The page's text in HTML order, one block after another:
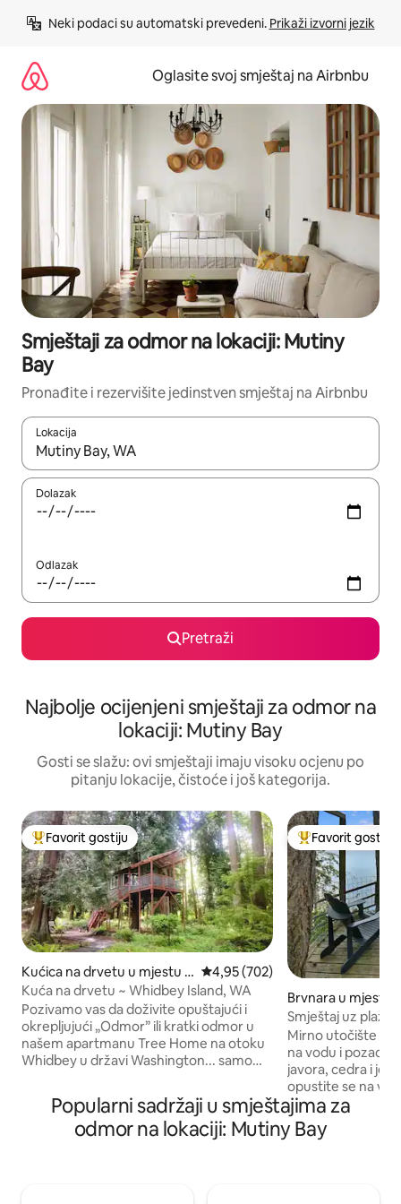
Neki podaci su automatski prevedeni. Prikaži izvorni jezik
Oglasite svoj smještaj na Airbnbu
Smještaji za odmor na lokaciji: Mutiny
Bay
Pronađite i rezervišite jedinstven smještaj na Airbnbu
Lokacija
Kad rezultati budu dostupni, krećite se gore i dolje pomoću
Dolazak
Odlazak
Pretraži
Najbolje ocijenjeni smještaji za odmor na
lokaciji: Mutiny Bay
Gosti se slažu: ovi smještaji imaju visoku ocjenu po
pitanju lokacije, čistoće i još kategorija.
Glavni favorit gostiju
Favorit gostiju
Kućica na drvetu u mjestu F
reeland
Prosječna ocjena: 4,95 od 5,
4,95 (702)
Kuća na drvetu ~ Whidbey Island, WA
Pozivamo vas da doživite opuštajući i
okrepljujući „Odmor” ili kratki odmor u
našem apartmanu Tree Home na otoku
Whidbey u državi Washington... samo
Sigurno ćete prevazići užurbanost života
i transformisati se dok uranjate u ovo
nevjerovatno mirno i iscjeljujuće
Glavni favorit
Favorit gostiju
Brvnara u mjestu
Smještaj uz plažu
sobe + umjetnički
Mirno utočište s
na vodu i
javora, cedra i jele. Budite u prirodi
opustite se na
pogledu na obalu
spektakularnim
spustite
Popularni sadržaji u smještajima za
odmor na lokaciji: Mutiny Bay